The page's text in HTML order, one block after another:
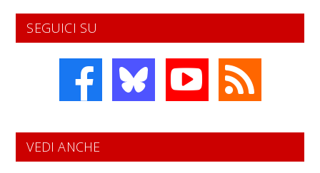
SEGUICI SU
VEDI ANCHE